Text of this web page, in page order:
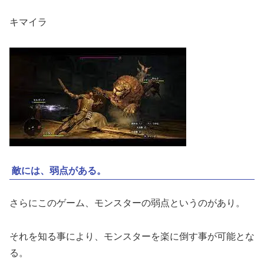
キマイラ
敵には、弱点がある。
さらにこのゲーム、モンスターの弱点というのがあり。
それを知る事により、モンスターを楽に倒す事が可能とな
る。